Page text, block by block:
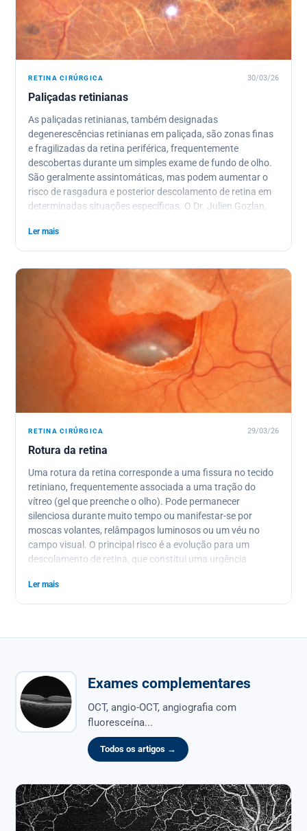
RETINA CIRÚRGICA 30/03/26
Paliçadas retinianas
As paliçadas retinianas, também designadas
degenerescências retinianas em paliçada, são zonas finas
e fragilizadas da retina periférica, frequentemente
descobertas durante um simples exame de fundo de olho.
São geralmente assintomáticas, mas podem aumentar o
risco de rasgadura e posterior descolamento de retina em
determinadas situações específicas. O Dr. Julien Gozlan,
paliçadas, quando devem ser simplesmente vigiadas e em
que casos uma barreira laser profilática está realmente
Ler mais
RETINA CIRÚRGICA 29/03/26
Rotura da retina
Uma rotura da retina corresponde a uma fissura no tecido
retiniano, frequentemente associada a uma tração do
vítreo (gel que preenche o olho). Pode permanecer
silenciosa durante muito tempo ou manifestar-se por
moscas volantes, relâmpagos luminosos ou um véu no
campo visual. O principal risco é a evolução para um
descolamento de retina, que constitui uma urgência
explica os sintomas de alerta, o diagnóstico, os
tratamentos a laser e a vigilância a implementar.
Ler mais
Exames complementares
OCT, angio-OCT, angiografia com
fluoresceína...
Todos os artigos →